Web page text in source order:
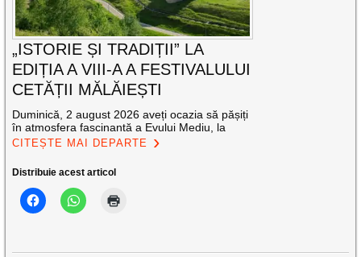
„ISTORIE ȘI TRADIȚII” LA
EDIȚIA A VIII-A A FESTIVALULUI
CETĂȚII MĂLĂIEȘTI
Duminică, 2 august 2026 aveți ocazia să pășiți
în atmosfera fascinantă a Evului Mediu, la
CITEȘTE MAI DEPARTE
Distribuie acest articol